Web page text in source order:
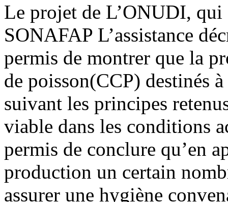
Le projet de L’ONUDI,
SONAFAP L’assistance
permis de montrer que la
de poisson(CCP) destinés
suivant les principes
viable dans les conditions
permis de conclure qu’en
production un certain
assurer une hygiène